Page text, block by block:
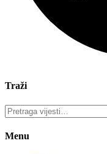
Traži
Menu